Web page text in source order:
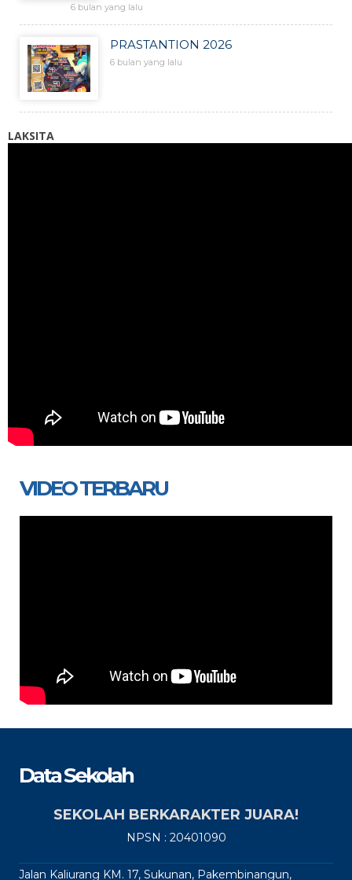
6 bulan yang lalu
PRASTANTION 2026
6 bulan yang lalu
LAKSITA
VIDEO TERBARU
Data Sekolah
SEKOLAH BERKARAKTER JUARA!
NPSN : 20401090
Jalan Kaliurang KM. 17, Sukunan, Pakembinangun,